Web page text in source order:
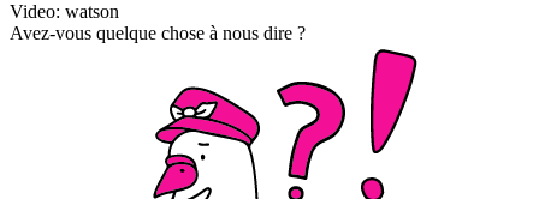
Video: watson
Avez-vous quelque chose à nous dire ?